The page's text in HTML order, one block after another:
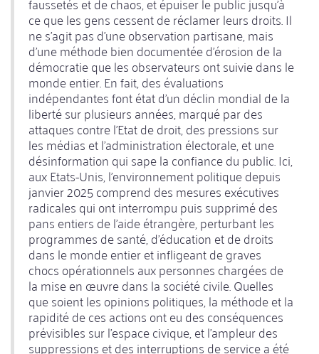
ce que les gens cessent de réclamer leurs droits. Il
ne s'agit pas d'une observation partisane, mais
d'une méthode bien documentée d'érosion de la
démocratie que les observateurs ont suivie dans le
monde entier. En fait, des évaluations
indépendantes font état d'un déclin mondial de la
liberté sur plusieurs années, marqué par des
attaques contre l'Etat de droit, des pressions sur
les médias et l'administration électorale, et une
désinformation qui sape la confiance du public. Ici,
aux Etats-Unis, l'environnement politique depuis
janvier 2025 comprend des mesures exécutives
radicales qui ont interrompu puis supprimé des
pans entiers de l'aide étrangère, perturbant les
programmes de santé, d'éducation et de droits
dans le monde entier et infligeant de graves
chocs opérationnels aux personnes chargées de
la mise en œuvre dans la société civile. Quelles
que soient les opinions politiques, la méthode et la
rapidité de ces actions ont eu des conséquences
prévisibles sur l'espace civique, et l'ampleur des
suppressions et des interruptions de service a été